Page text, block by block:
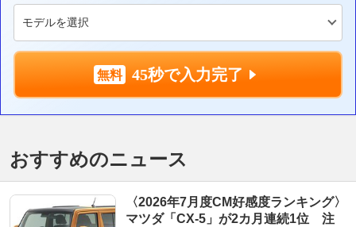
45秒で入力完了
おすすめのニュース
〈2026年7月度CM好感度ランキング〉
マツダ「CX-5」が2カ月連続1位 注